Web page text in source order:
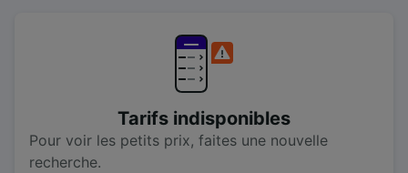
Tarifs indisponibles
Pour voir les petits prix, faites une nouvelle
recherche.